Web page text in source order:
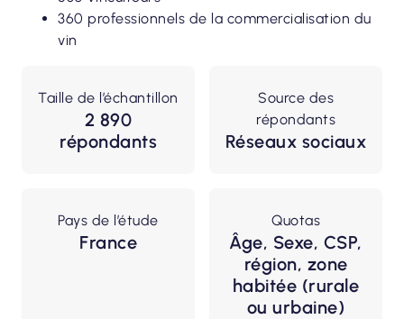
360 professionnels de la commercialisation du
vin
Taille de l’échantillon
2 890
répondants
Source des
répondants
Réseaux sociaux
Pays de l’étude
France
Quotas
Âge, Sexe, CSP,
région, zone
habitée (rurale
ou urbaine)